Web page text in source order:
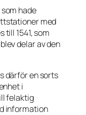
hade
med
till 1541, som
delar av den
därför en sorts
i
felaktig
information